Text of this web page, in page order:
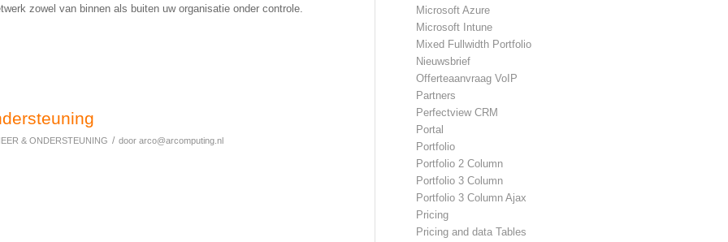
zowel van binnen als buiten uw organisatie onder controle.
& ONDERSTEUNING / door arco@arcomputing.nl
Microsoft Azure
Microsoft Intune
Mixed Fullwidth Portfolio
Nieuwsbrief
Offerteaanvraag VoIP
Partners
Perfectview CRM
Portal
Portfolio
Portfolio 2 Column
Portfolio 3 Column
Portfolio 3 Column Ajax
Pricing
Pricing and data Tables